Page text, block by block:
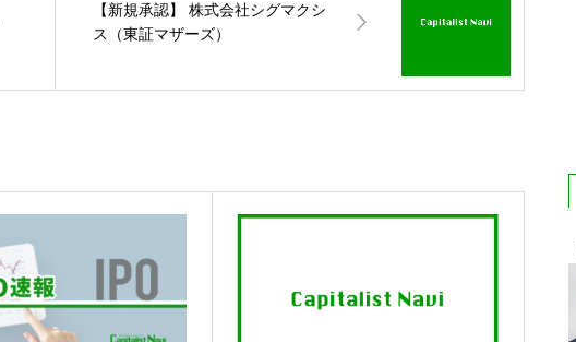
【新規承認】 株式会社シグマクシ
ス（東証マザーズ）